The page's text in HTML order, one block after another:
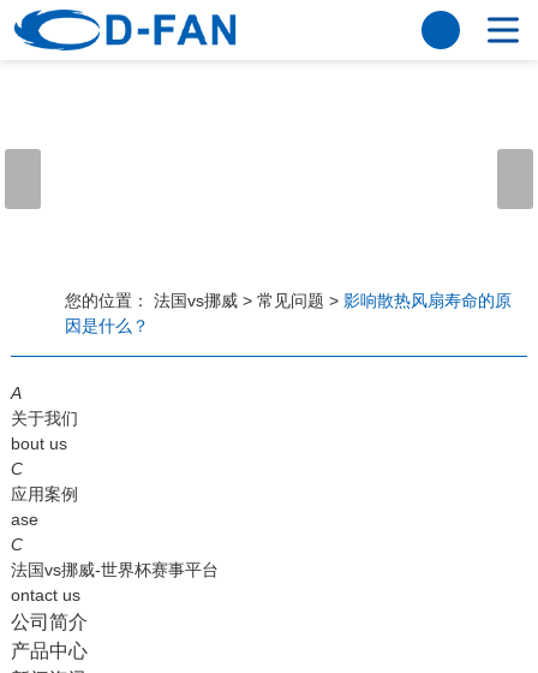
法国vs挪威
应用案例
工程案例
解决方案
新闻资讯
法国vs挪威
行业资讯
常见问题
法国vs挪威-世界杯赛事平台
您的位置： 法国vs挪威> 常见问题 > 影响散热风扇寿命的原
因是什么？
A
关于我们
bout us
C
应用案例
ase
C
法国vs挪威-世界杯赛事平台
ontact us
公司简介
产品中心